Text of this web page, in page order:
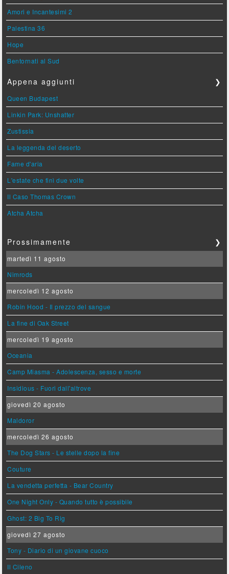
Amori e Incantesimi 2
Palestina 36
Hope
Bentornati al Sud
Appena aggiunti ❯
Queen Budapest
Linkin Park: Unshatter
Zustissia
La leggenda del deserto
Fame d'aria
L'estate che finì due volte
Il Caso Thomas Crown
Atcha Atcha
Prossimamente ❯
martedì 11 agosto
Nimrods
mercoledì 12 agosto
Robin Hood - Il prezzo del sangue
La fine di Oak Street
mercoledì 19 agosto
Oceania
Camp Miasma - Adolescenza, sesso e morte
Insidious - Fuori dall'altrove
giovedì 20 agosto
Maldoror
mercoledì 26 agosto
The Dog Stars - Le stelle dopo la fine
Couture
La vendetta perfetta - Bear Country
One Night Only - Quando tutto è possibile
Ghost: 2 Big To Rig
giovedì 27 agosto
Tony - Diario di un giovane cuoco
Il Cileno